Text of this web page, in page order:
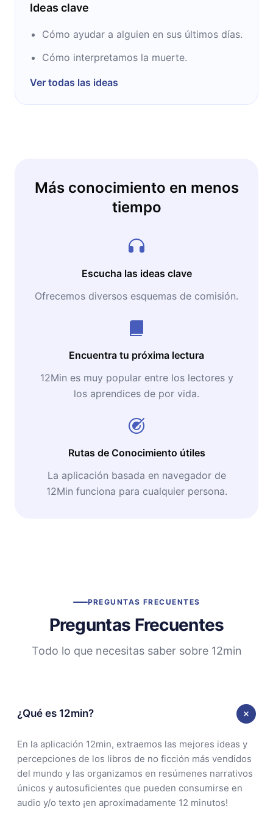
Ideas clave
Cómo ayudar a alguien en sus últimos días.
Cómo interpretamos la muerte.
Ver todas las ideas
Más conocimiento en menos
tiempo
Escucha las ideas clave
Ofrecemos diversos esquemas de comisión.
Encuentra tu próxima lectura
12Min es muy popular entre los lectores y
los aprendices de por vida.
Rutas de Conocimiento útiles
La aplicación basada en navegador de
12Min funciona para cualquier persona.
PREGUNTAS FRECUENTES
Preguntas Frecuentes
Todo lo que necesitas saber sobre 12min
¿Qué es 12min?
En la aplicación 12min, extraemos las mejores ideas y
percepciones de los libros de no ficción más vendidos
del mundo y las organizamos en resúmenes narrativos
únicos y autosuficientes que pueden consumirse en
audio y/o texto ¡en aproximadamente 12 minutos!